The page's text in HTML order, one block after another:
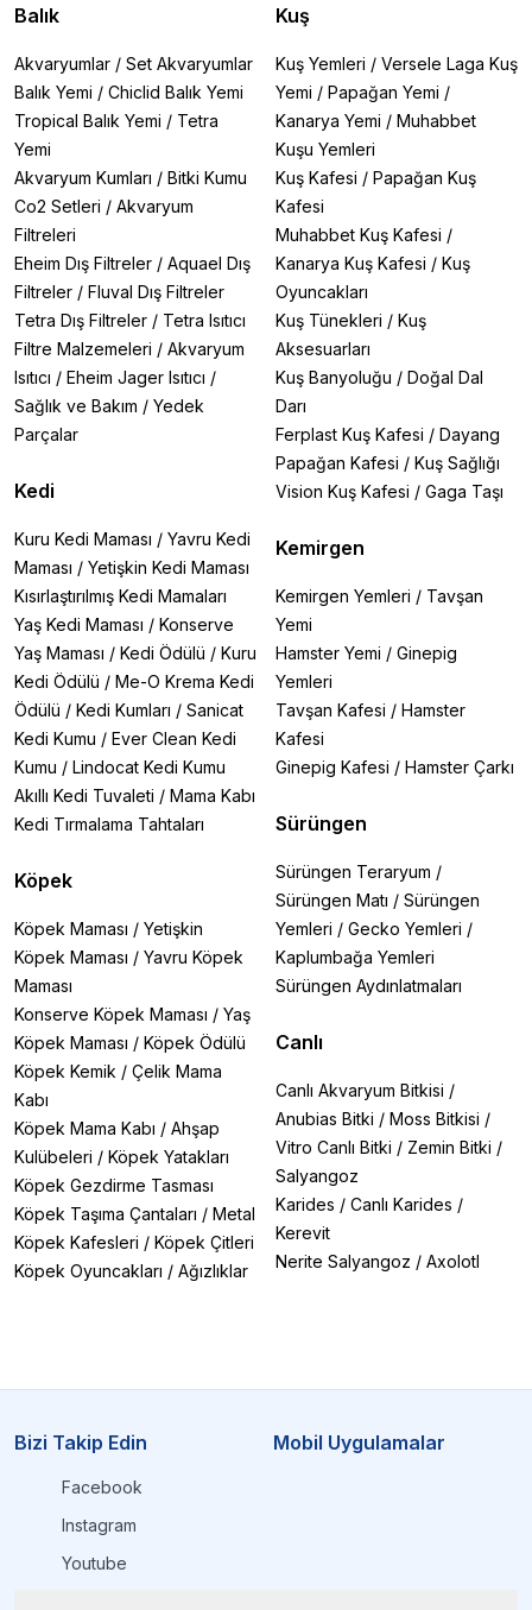
de deneyimli akvaryum hobistleri tarafından güvenle
Jeneca'nınUSB kablolu ve pilli dip süpürgeleri , kum
ve atıkları kolayca temizlerken kullanıcıya zaman
kazandırır.150 cm’lik dip sifonu, ulaşılması zor
alanlarda etkili temizlik sağlar.50 cm uzunluğundaki
plastik bitki maşasıise bitki düzenlemelerinde hassas
müdahaleler için idealdir.
✅
Kolay kullanım ve hafif tasarım
✅Akvaryum temizliğinde hızlı ve etkili çözümler
✅Bitki ve kum düzenlemesinde yüksek kontrol
✅Tatlı su ve tuzlu su akvaryumlarıyla uyumlu
Öne Çıkan Ürünler:
Jeneca Plastik Bitki Maşası (50cm):
akvaryumlarınızda kolay düzenleme yapmanızı
sağlayan uzun ve dayanıklı maşa.
Jeneca USB Kablolu ve Pilli Dip Süpürgesi: Elektrikli
kolayca temizleyin.
Jeneca Dip Sifonu (150cm):
Uzun hortumu ve basit
kullanımıyla akvaryum suyu değişimlerinizi kolaylaştırır.
Neden Jeneca?
✔ Pratik Kullanım:Akvaryum bakımınızı kolaylaştıran
kullanıcı dostu tasarımlar.
✔
Dayanıklı Malzeme:
Uzun ömürlü kullanım için
kaliteli materyallerden üretilmiştir.
✔ Uygun Fiyat:Profesyonel çözümleri ekonomik
fiyatlarla sunar.
ve kullanışlı ürünlerini
uygun fiyatlarla bulabilir,
akvaryum bakımınızı pratik hale getirebilirsiniz.
Balık
Akvaryumlar / Set Akvaryumlar
Balık Yemi / Chiclid Balık Yemi
Tropical Balık Yemi / Tetra
Yemi
Akvaryum Kumları / Bitki Kumu
Co2 Setleri / Akvaryum
Filtreleri
Eheim Dış Filtreler / Aquael Dış
Filtreler / Fluval Dış Filtreler
Tetra Dış Filtreler / Tetra Isıtıcı
Filtre Malzemeleri / Akvaryum
Isıtıcı / Eheim Jager Isıtıcı /
Sağlık ve Bakım / Yedek
Parçalar
Kedi
Kuru Kedi Maması / Yavru Kedi
Maması / Yetişkin Kedi Maması
Kısırlaştırılmış Kedi Mamaları
Yaş Kedi Maması / Konserve
Yaş Maması / Kedi Ödülü / Kuru
Kedi Ödülü / Me-O Krema Kedi
Ödülü / Kedi Kumları / Sanicat
Kedi Kumu / Ever Clean Kedi
Kumu / Lindocat Kedi Kumu
Akıllı Kedi Tuvaleti / Mama Kabı
Kedi Tırmalama Tahtaları
Köpek
Köpek Maması / Yetişkin
Köpek Maması / Yavru Köpek
Maması
Konserve Köpek Maması / Yaş
Köpek Maması / Köpek Ödülü
Köpek Kemik / Çelik Mama
Kabı
Köpek Mama Kabı / Ahşap
Kulübeleri / Köpek Yatakları
Köpek Gezdirme Tasması
Köpek Taşıma Çantaları / Metal
Köpek Kafesleri / Köpek Çitleri
Köpek Oyuncakları / Ağızlıklar
Kuş
Kuş Yemleri / Versele Laga Kuş
Yemi / Papağan Yemi /
Kanarya Yemi / Muhabbet
Kuşu Yemleri
Kuş Kafesi / Papağan Kuş
Kafesi
Muhabbet Kuş Kafesi /
Kanarya Kuş Kafesi / Kuş
Oyuncakları
Kuş Tünekleri / Kuş
Aksesuarları
Kuş Banyoluğu / Doğal Dal
Darı
Ferplast Kuş Kafesi / Dayang
Papağan Kafesi / Kuş Sağlığı
Vision Kuş Kafesi / Gaga Taşı
Kemirgen
Kemirgen Yemleri / Tavşan
Yemi
Hamster Yemi / Ginepig
Yemleri
Tavşan Kafesi / Hamster
Kafesi
Ginepig Kafesi / Hamster Çarkı
Sürüngen
Sürüngen Teraryum /
Sürüngen Matı / Sürüngen
Yemleri / Gecko Yemleri /
Kaplumbağa Yemleri
Sürüngen Aydınlatmaları
Canlı
Canlı Akvaryum Bitkisi /
Anubias Bitki / Moss Bitkisi /
Vitro Canlı Bitki / Zemin Bitki /
Salyangoz
Karides / Canlı Karides /
Kerevit
Nerite Salyangoz / Axolotl
Bizi Takip Edin
Facebook
Instagram
Youtube
Mobil Uygulamalar